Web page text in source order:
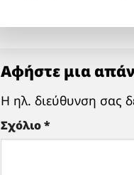
Αφήστε μια
Η ηλ. διεύθυνση σας
Σχόλιο*